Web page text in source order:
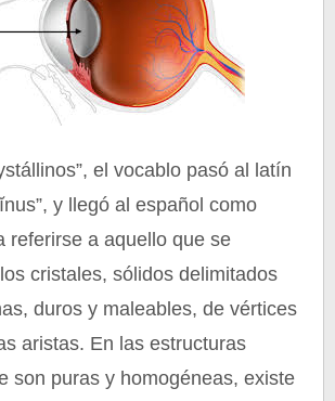
el vocablo pasó al latín
y llegó al español como
referirse a aquello que se
cristales, sólidos delimitados
duros y maleables, de vértices
aristas. En las estructuras
son puras y homogéneas, existe